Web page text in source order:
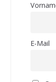
E-Mail